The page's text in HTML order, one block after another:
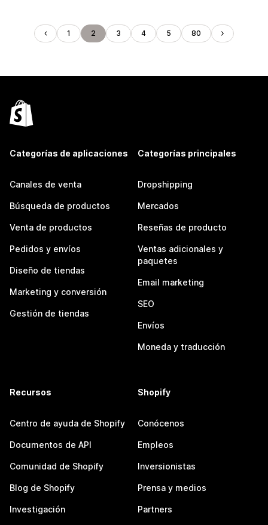
1 2 3 4 5 80
Categorías de aplicaciones
Canales de venta
Búsqueda de productos
Venta de productos
Pedidos y envíos
Diseño de tiendas
Marketing y conversión
Gestión de tiendas
Categorías principales
Dropshipping
Mercados
Reseñas de producto
Ventas adicionales y
paquetes
Email marketing
SEO
Envíos
Moneda y traducción
Recursos
Centro de ayuda de Shopify
Documentos de API
Comunidad de Shopify
Blog de Shopify
Investigación
Shopify
Conócenos
Empleos
Inversionistas
Prensa y medios
Partners